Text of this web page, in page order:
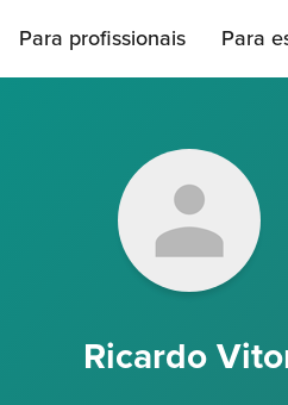
Para profissionais Para
Ricardo